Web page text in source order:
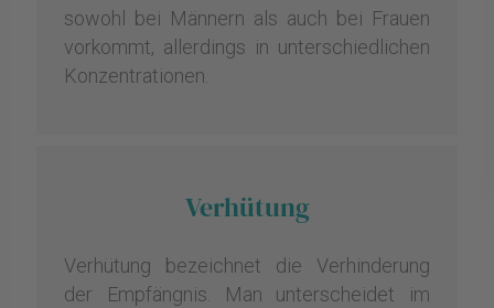
sowohl bei Männern als auch bei Frauen
vorkommt, allerdings in unterschiedlichen
Konzentrationen.
Verhütung
Verhütung bezeichnet die Verhinderung
der Empfängnis. Man unterscheidet im